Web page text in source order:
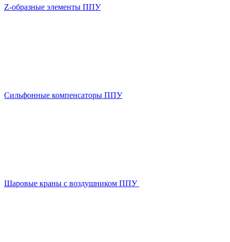
Z-образные элементы ППУ
Сильфонные компенсаторы ППУ
Шаровые краны с воздушником ППУ